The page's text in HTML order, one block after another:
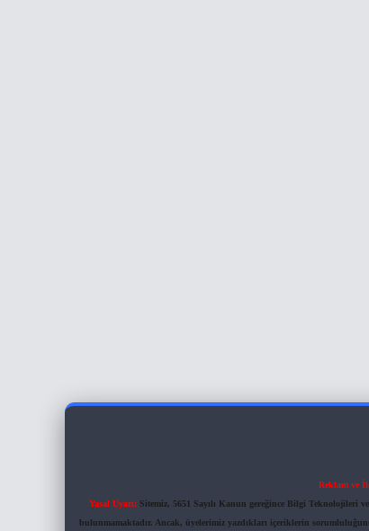
Reklam ve
Yasal Uyarı: Sitemiz, 5651 Sayılı Kanun gereğince Bilgi Teknolojileri
bulunmamaktadır. Ancak, üyelerimiz yazdıkları içeriklerin